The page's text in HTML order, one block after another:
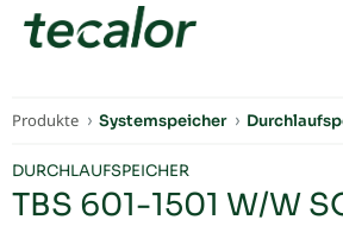
FACHKUNDEN
Produkte Systemspeicher
DURCHLAUFSPEICHER
TBS 601-1501 W/W